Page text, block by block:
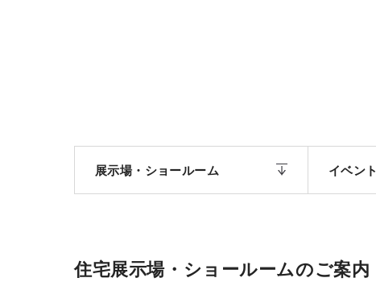
展示場・ショールーム イベント
住宅展示場・ショールームのご案内